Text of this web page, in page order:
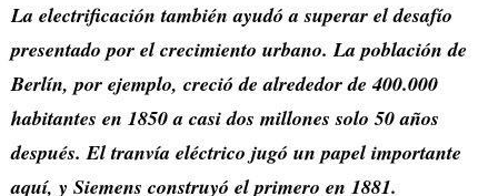
La electrificación también ayudó a superar el desafío
presentado por el crecimiento urbano. La población de
Berlín, por ejemplo, creció de alrededor de 400.000
habitantes en 1850 a casi dos millones solo 50 años
después. El tranvía eléctrico jugó un papel importante
aquí, y Siemens construyó el primero en 1881.